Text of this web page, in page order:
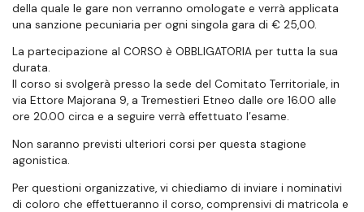
della quale le gare non verranno omologate e verrà applicata
una sanzione pecuniaria per ogni singola gara di € 25,00.
La partecipazione al CORSO è OBBLIGATORIA per tutta la sua
durata.
Il corso si svolgerà presso la sede del Comitato Territoriale, in
via Ettore Majorana 9, a Tremestieri Etneo dalle ore 16.00 alle
ore 20.00 circa e a seguire verrà effettuato l’esame.
Non saranno previsti ulteriori corsi per questa stagione
agonistica.
Per questioni organizzative, vi chiediamo di inviare i nominativi
di coloro che effettueranno il corso, comprensivi di matricola e